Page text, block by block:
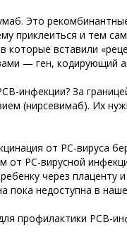
Это
приклеиться и тем
вставили
— ген, кодирующий
инфекции? За
(нирсевимаб). Их
от РС-вируса
от РС-вирусной
ребенку через плаценту
пока недоступна в
профилактики РСВ-